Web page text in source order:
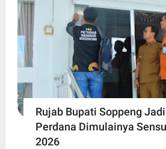
Rujab Bupati Soppeng
Perdana Dimulainya
2026